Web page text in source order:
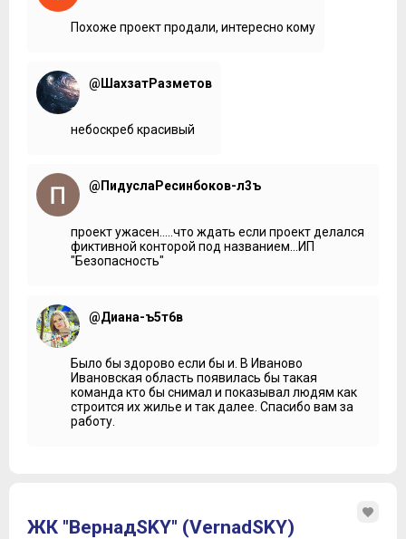
Похоже проект продали, интересно кому
@ШахзатРазметов
небоскреб красивый
@ПидуслаРесинбоков-л3ъ
проект ужасен.....что ждать если проект делался
фиктивной конторой под названием...ИП
"Безопасность"
@Диана-ъ5т6в
Было бы здорово если бы и. В Иваново
Ивановская область появилась бы такая
команда кто бы снимал и показывал людям как
строится их жилье и так далее. Спасибо вам за
работу.
ЖК "ВернадSKY" (VernadSKY)